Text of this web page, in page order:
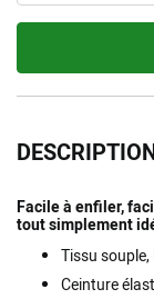
Facile à enfiler,
tout simplement
Tissu
Ceinture